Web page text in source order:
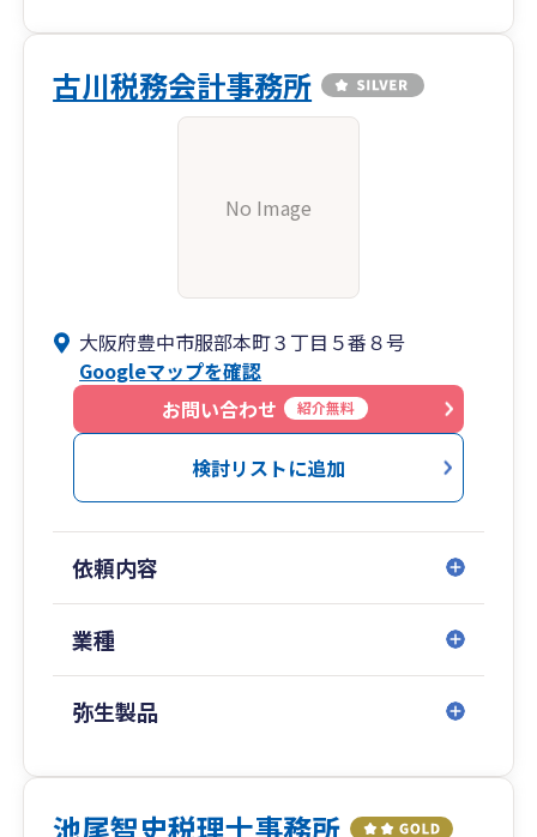
古川税務会計事務所
No Image
大阪府豊中市服部本町３丁目５番８号
Googleマップを確認
お問い合わせ
紹介無料
検討リストに追加
依頼内容
業種
弥生製品
池尾智史税理士事務所